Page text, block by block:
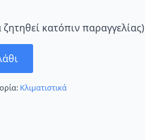
κατόπιν παραγγελίας)
Κλιματιστικά